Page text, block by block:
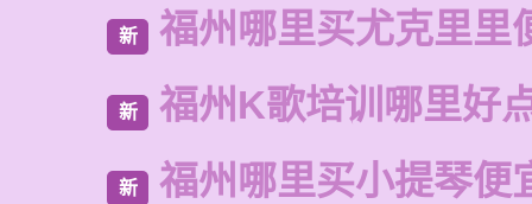
新 福州哪里买尤克里里
新 福州K歌培训哪里好
新 福州哪里买小提琴便